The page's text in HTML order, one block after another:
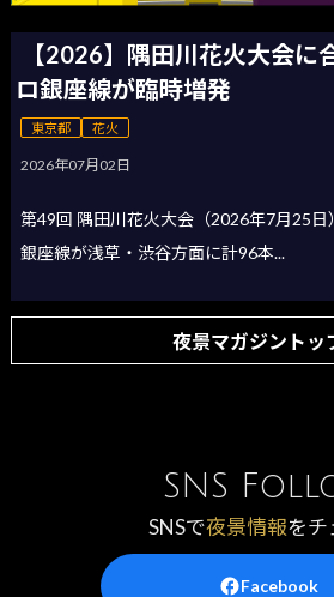
【2026】隅田川花火大会に
ロ銀座線が臨時増発
東京都 花火
2026年07月02日
第49回 隅田川花火大会（2026年7月25日
銀座線が浅草・渋谷方面に計96本...
夜景マガジントッ
SNS
SNSで夜景情報をチ
Facebook